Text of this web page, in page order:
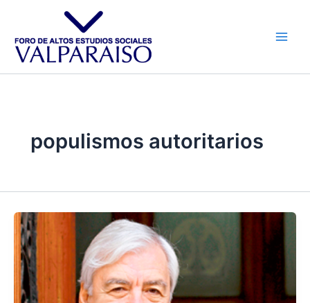
contenido
populismos autoritarios